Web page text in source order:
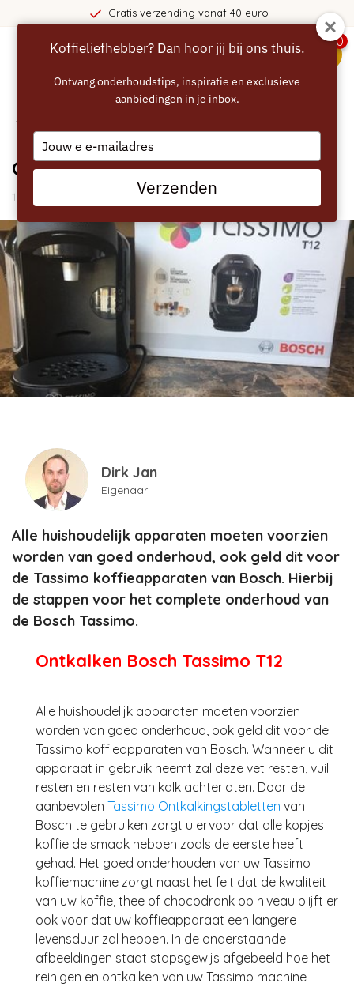
Gratis verzending vanaf 40 euro
0
Home Handleidingen/ Onderhoud voor Bosch
Tassimo
Onderhoud voor Bosch Tassimo
11 Mei 2021
Dirk Jan
Eigenaar
Alle huishoudelijk apparaten moeten voorzien
worden van goed onderhoud, ook geld dit voor
de Tassimo koffieapparaten van Bosch. Hierbij
de stappen voor het complete onderhoud van
de Bosch Tassimo.
Ontkalken Bosch Tassimo T12
Alle huishoudelijk apparaten moeten voorzien
worden van goed onderhoud, ook geld dit voor de
Tassimo koffieapparaten van Bosch. Wanneer u dit
apparaat in gebruik neemt zal deze vet resten, vuil
resten en resten van kalk achterlaten. Door de
aanbevolen Tassimo Ontkalkingstabletten van
Bosch te gebruiken zorgt u ervoor dat alle kopjes
koffie de smaak hebben zoals de eerste heeft
gehad. Het goed onderhouden van uw Tassimo
koffiemachine zorgt naast het feit dat de kwaliteit
van uw koffie, thee of chocodrank op niveau blijft er
ook voor dat uw koffieapparaat een langere
levensduur zal hebben. In de onderstaande
afbeeldingen staat stapsgewijs afgebeeld hoe het
reinigen en ontkalken van uw Tassimo machine
Koffieliefhebber? Dan hoor jij bij ons thuis.
Ontvang onderhoudstips, inspiratie en exclusieve
aanbiedingen in je inbox.
Type
your
email
Verzenden